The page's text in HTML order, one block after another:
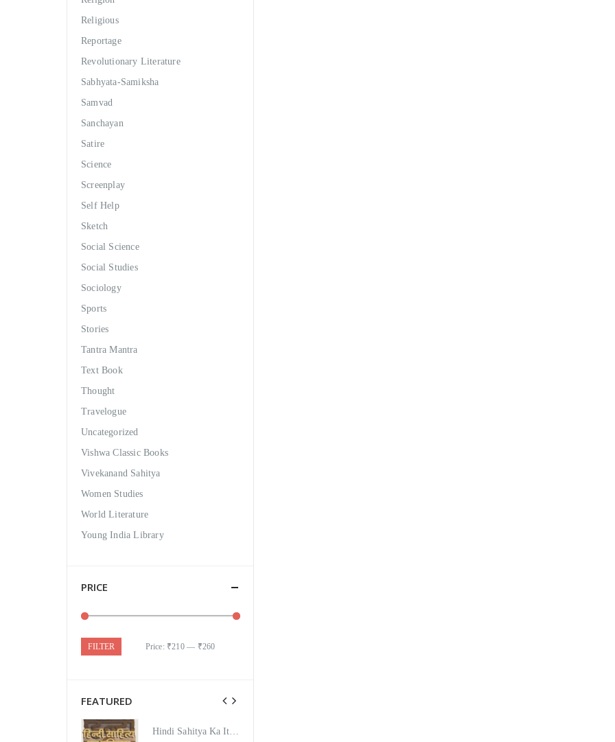
Religious
Reportage
Revolutionary Literature
Sabhyata-Samiksha
Samvad
Sanchayan
Satire
Science
Screenplay
Self Help
Sketch
Social Science
Social Studies
Sociology
Sports
Stories
Tantra Mantra
Text Book
Thought
Travelogue
Uncategorized
Vishwa Classic Books
Vivekanand Sahitya
Women Studies
World Literature
Young India Library
PRICE
FILTER Price: ₹210— ₹260
FEATURED
Hindi Sahitya Ka Itihas Bodhgamya Path